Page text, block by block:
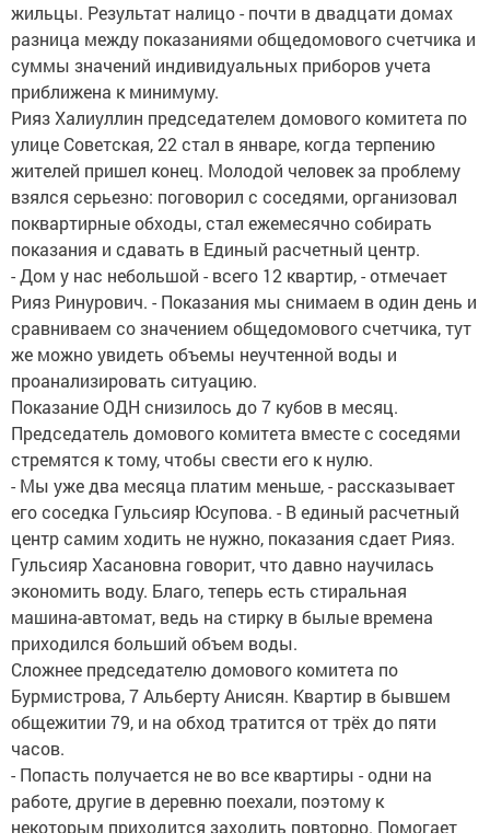
жильцы. Результат налицо - почти в двадцати домах
разница между показаниями общедомового счетчика и
суммы значений индивидуальных приборов учета
приближена к минимуму.
Рияз Халиуллин председателем домового комитета по
улице Советская, 22 стал в январе, когда терпению
жителей пришел конец. Молодой человек за проблему
взялся серьезно: поговорил с соседями, организовал
поквартирные обходы, стал ежемесячно собирать
показания и сдавать в Единый расчетный центр.
- Дом у нас небольшой - всего 12 квартир, - отмечает
Рияз Ринурович. - Показания мы снимаем в один день и
сравниваем со значением общедомового счетчика, тут
же можно увидеть объемы неучтенной воды и
проанализировать ситуацию.
Показание ОДН снизилось до 7 кубов в месяц.
Председатель домового комитета вместе с соседями
стремятся к тому, чтобы свести его к нулю.
- Мы уже два месяца платим меньше, - рассказывает
его соседка Гульсияр Юсупова. - В единый расчетный
центр самим ходить не нужно, показания сдает Рияз.
Гульсияр Хасановна говорит, что давно научилась
экономить воду. Благо, теперь есть стиральная
машина-автомат, ведь на стирку в былые времена
приходился больший объем воды.
Сложнее председателю домового комитета по
Бурмистрова, 7 Альберту Анисян. Квартир в бывшем
общежитии 79, и на обход тратится от трёх до пяти
часов.
- Попасть получается не во все квартиры - одни на
работе, другие в деревню поехали, поэтому к
некоторым приходится заходить повторно. Помогает